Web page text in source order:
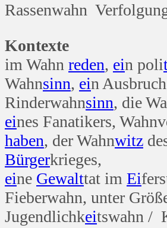
Rassenwahn
Kontexte
im Wahn reden, ein poli
Wahnsinn, ein
Rinderwahnsinn, die
eines Fanatikers,
haben, der Wahnwitz
Bürgerkrieges,
eine Gewalttat im Ei
Fieberwahn, unter
Jugendlichkeitswahn /